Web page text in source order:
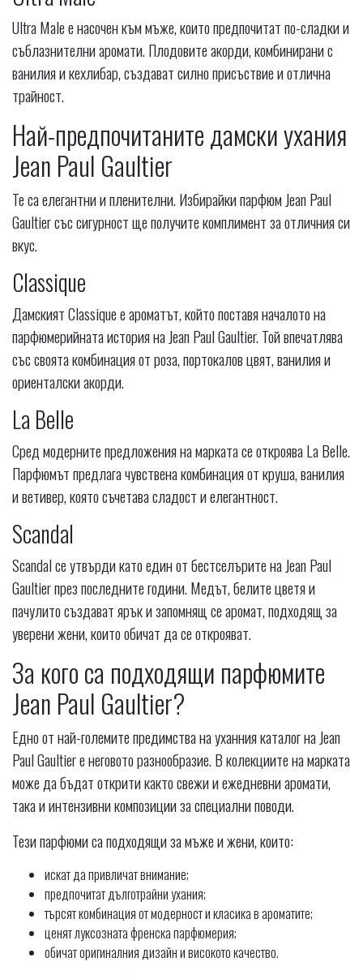
Ultra Male е насочен към мъже, които предпочитат по-сладки и
съблазнителни аромати. Плодовите акорди, комбинирани с
ванилия и кехлибар, създават силно присъствие и отлична
трайност.
Най-предпочитаните дамски ухания
Jean Paul Gaultier
Те са елегантни и пленителни. Избирайки парфюм Jean Paul
Gaultier със сигурност ще получите комплимент за отличния си
вкус.
Classique
Дамският Classique е ароматът, който поставя началото на
парфюмерийната история на Jean Paul Gaultier. Той впечатлява
със своята комбинация от роза, портокалов цвят, ванилия и
ориенталски акорди.
La Belle
Сред модерните предложения на марката се откроява La Belle.
Парфюмът предлага чувствена комбинация от круша, ванилия
и ветивер, която съчетава сладост и елегантност.
Scandal
Scandal се утвърди като един от бестселърите на Jean Paul
Gaultier през последните години. Медът, белите цветя и
пачулито създават ярък и запомнящ се аромат, подходящ за
уверени жени, които обичат да се открояват.
За кого са подходящи парфюмите
Jean Paul Gaultier?
Едно от най-големите предимства на уханния каталог на Jean
Paul Gaultier е неговото разнообразие. В колекциите на марката
може да бъдат открити както свежи и ежедневни аромати,
така и интензивни композиции за специални поводи.
Тези парфюми са подходящи за мъже и жени, които:
искат да привличат внимание;
предпочитат дълготрайни ухания;
търсят комбинация от модерност и класика в ароматите;
ценят луксозната френска парфюмерия;
обичат оригиналния дизайн и високото качество.